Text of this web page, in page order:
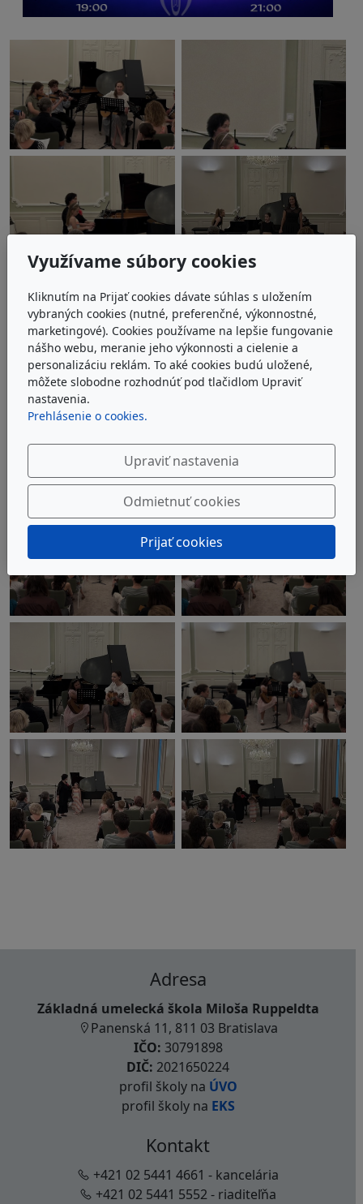
Adresa
Základná umelecká škola Miloša Ruppeldta
Panenská 11, 811 03 Bratislava
IČO: 30791898
DIČ: 2021650224
profil školy na ÚVO
profil školy na EKS
Kontakt
+421 02 5441 4661 - kancelária
+421 02 5441 5552 - riaditeľňa
Využívame súbory cookies
Kliknutím na Prijať cookies dávate súhlas s uložením
vybraných cookies (nutné, preferenčné, výkonnostné,
marketingové). Cookies používame na lepšie fungovanie
nášho webu, meranie jeho výkonnosti a cielenie a
personalizáciu reklám. To aké cookies budú uložené,
môžete slobodne rozhodnúť pod tlačidlom Upraviť
nastavenia.
Prehlásenie o cookies.
Upraviť nastavenia
Odmietnuť cookies
Prijať cookies